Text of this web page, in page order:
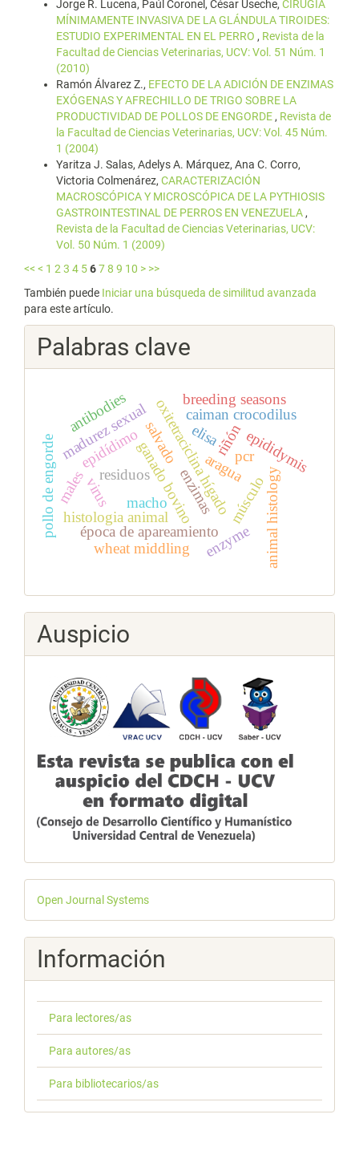
Jorge R. Lucena, Paúl Coronel, César Useche, CIRUGÍA
MÍNIMAMENTE INVASIVA DE LA GLÁNDULA TIROIDES:
ESTUDIO EXPERIMENTAL EN EL PERRO , Revista de la
Facultad de Ciencias Veterinarias, UCV: Vol. 51 Núm. 1
(2010)
Ramón Álvarez Z., EFECTO DE LA ADICIÓN DE ENZIMAS
EXÓGENAS Y AFRECHILLO DE TRIGO SOBRE LA
PRODUCTIVIDAD DE POLLOS DE ENGORDE , Revista de
la Facultad de Ciencias Veterinarias, UCV: Vol. 45 Núm.
1 (2004)
Yaritza J. Salas, Adelys A. Márquez, Ana C. Corro,
Victoria Colmenárez, CARACTERIZACIÓN
MACROSCÓPICA Y MICROSCÓPICA DE LA PYTHIOSIS
GASTROINTESTINAL DE PERROS EN VENEZUELA ,
Revista de la Facultad de Ciencias Veterinarias, UCV:
Vol. 50 Núm. 1 (2009)
<< < 1 2 3 4 5678 9 10 > >>
También puede Iniciar una búsqueda de similitud avanzada
para este artículo.
Palabras clave
ganado bovino
oxitetraciclina hígadomúsculo
riñón
residuos
histologia animal
caiman crocodilus
epidídimo
época de apareamiento
macho
madurez sexual
animal histology
epididymis
breeding seasons
males
pollo de engorde enzimas
salvado
aragua
enzyme
wheat middling
elisa
antibodies
virus
pcr
Auspicio
Desarrollado
por
Open Journal Systems
Información
Para lectores/as
Para autores/as
Para bibliotecarios/as